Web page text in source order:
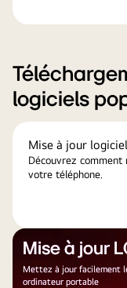
logiciels
Mise à jour
Découvrez
votre téléphone.
Mise à jour
Mettez à jour facilement
ordinateur portable